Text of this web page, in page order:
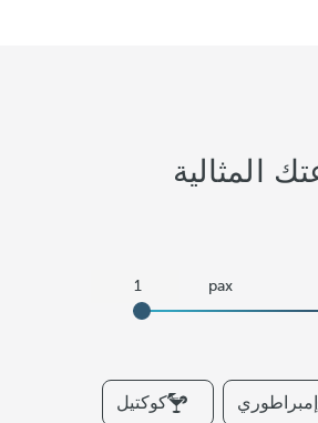
المثالية
إمبراطوري كوكتيل